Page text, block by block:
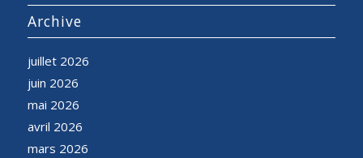
Archive
juillet 2026
juin 2026
mai 2026
avril 2026
mars 2026